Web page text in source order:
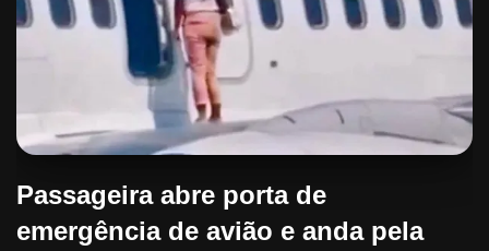
Passageira abre porta de
emergência de avião e anda pela